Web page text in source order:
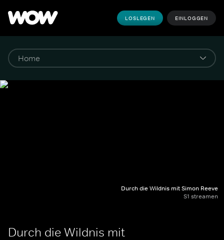
LOSLEGEN EINLOGGEN
Durch die Wildnis mit Simon Reeve
S1 streamen
Durch die Wildnis mit